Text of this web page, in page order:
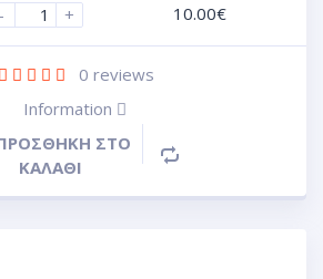
-
+
10.00€
0 reviews
Information
ΣΤΟ
ΚΑΛΆΘΙ